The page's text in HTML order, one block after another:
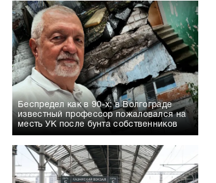
Беспредел как в 90-х: в Волгограде
известный профессор пожаловался на
месть УК после бунта собственников